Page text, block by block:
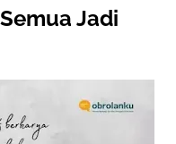
Jadi